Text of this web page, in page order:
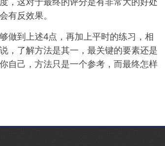
有反效果。
做到上述4点，再加上平时的练习，相
，了解方法是其一，最关键的要素还是
自己，方法只是一个参考，而最终怎样